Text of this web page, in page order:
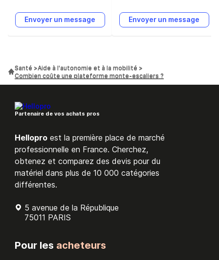
personnalisable en
couleurs RAL
Envoyer un message Envoyer un message
Santé
Aide à l'autonomie et à la mobilité
Combien coûte une plateforme monte-escaliers ?
Partenaire de vos achats pros
Hellopro est la première place de marché
professionnelle en France. Cherchez,
obtenez et comparez des devis pour du
matériel dans plus de 10 000 catégories
différentes.
5 avenue de la République
75011 PARIS
Pour les acheteurs